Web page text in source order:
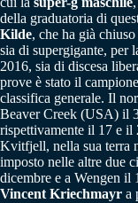
della graduatoria di
Kilde, che ha già
sia di supergigante, per
2016, sia di discesa
prove è stato il campione
classifica generale. Il
Beaver Creek (USA) il
rispettivamente il 17 e
Kvitfjell, nella sua terra
imposto nelle altre due
dicembre e a Wengen il
Vincent Kriechmayr a